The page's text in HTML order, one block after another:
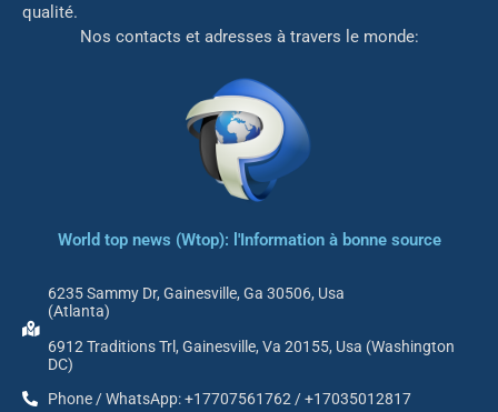
qualité.
Nos contacts et adresses à travers le monde:
World top news (Wtop): l'Information à bonne source
6235 Sammy Dr, Gainesville, Ga 30506, Usa
(Atlanta)
6912 Traditions Trl, Gainesville, Va 20155, Usa (Washington
DC)
Phone / WhatsApp: +17707561762 / +17035012817